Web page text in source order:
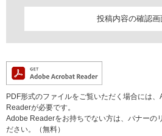
PDF形式のファイルをご覧いただく場合には
Readerが必要です。
Adobe Readerをお持ちでない方は、バナーの
ださい。（無料）